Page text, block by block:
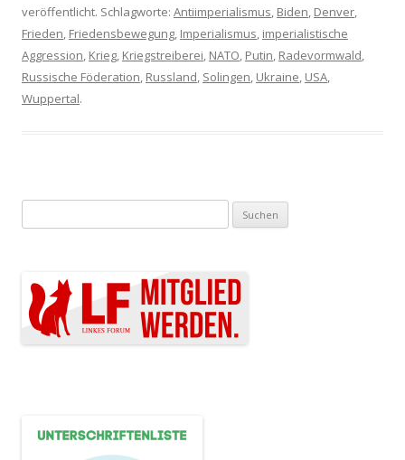
veröffentlicht. Schlagworte: Antiimperialismus, Biden, Denver,
Frieden, Friedensbewegung, Imperialismus, imperialistische
Aggression, Krieg, Kriegstreiberei, NATO, Putin, Radevormwald,
Russische Föderation, Russland, Solingen, Ukraine, USA,
Wuppertal.